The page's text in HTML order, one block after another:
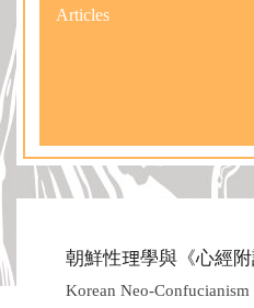
Articles
朝鮮性理學與《心經附
Korean Neo-